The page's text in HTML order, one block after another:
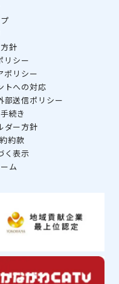
針
リシー
ポリシー
トへの対応
部送信ポリシー
続き
ダー方針
約款
く表示
ム